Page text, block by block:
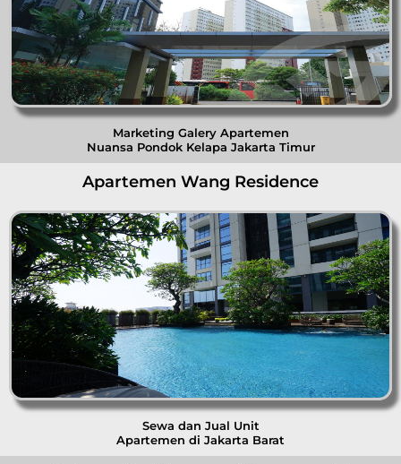
Marketing Galery Apartemen
Nuansa Pondok Kelapa Jakarta Timur
Apartemen Wang Residence
Sewa dan Jual Unit
Apartemen di Jakarta Barat